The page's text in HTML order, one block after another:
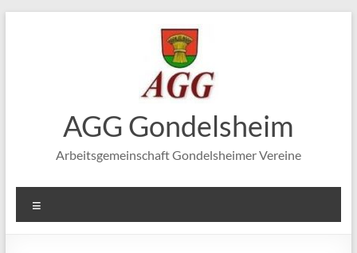
AGG Gondelsheim
Arbeitsgemeinschaft Gondelsheimer Vereine